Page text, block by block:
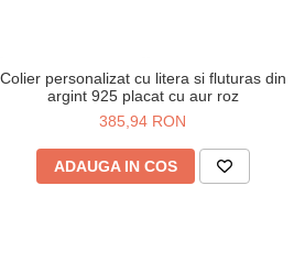
Colier personalizat cu litera si fluturas din
argint 925 placat cu aur roz
385,94 RON
ADAUGA IN COS